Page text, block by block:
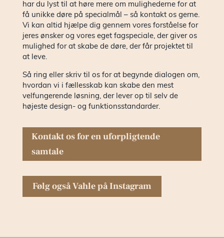
har du lyst til at høre mere om mulighederne for at
få unikke døre på specialmål – så kontakt os gerne.
Vi kan altid hjælpe dig gennem vores forståelse for
jeres ønsker og vores eget fagspeciale, der giver os
mulighed for at skabe de døre, der får projektet til
at leve.
Så ring eller skriv til os for at begynde dialogen om,
hvordan vi i fællesskab kan skabe den mest
velfungerende løsning, der lever op til selv de
højeste design- og funktionsstandarder.
Kontakt os for en uforpligtende
samtale
Følg også Vahle på Instagram